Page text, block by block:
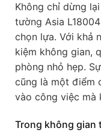
Không chỉ dừng
tường Asia
chọn lựa. Với khả
kiệm không gian,
phòng nhỏ hẹp.
cũng là một điểm
vào công việc mà
Trong không gian